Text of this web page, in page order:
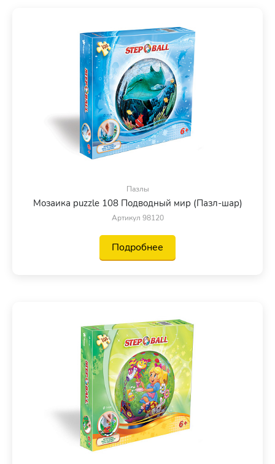
Пазлы
Мозаика puzzle 108 Подводный мир (Пазл-шар)
Артикул 98120
Подробнее